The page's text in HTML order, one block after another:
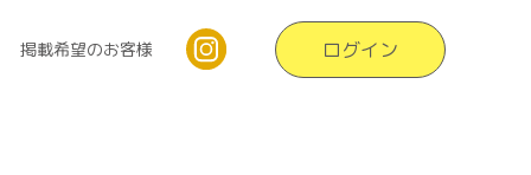
掲載希望のお客様 ログイン